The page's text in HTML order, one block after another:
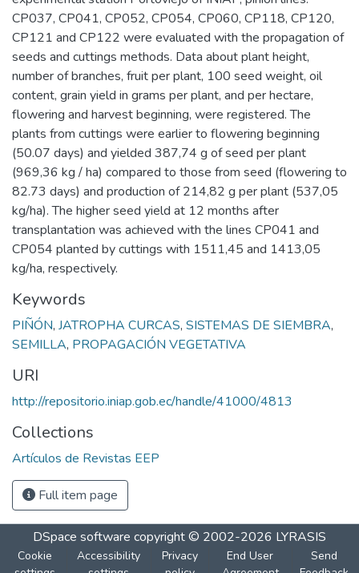
CP037, CP041, CP052, CP054, CP060, CP118, CP120,
CP121 and CP122 were evaluated with the propagation of
seeds and cuttings methods. Data about plant height,
number of branches, fruit per plant, 100 seed weight, oil
content, grain yield in grams per plant, and per hectare,
flowering and harvest beginning, were registered. The
plants from cuttings were earlier to flowering beginning
(50.07 days) and yielded 387,74 g of seed per plant
(969,36 kg / ha) compared to those from seed (flowering to
82.73 days) and production of 214,82 g per plant (537,05
kg/ha). The higher seed yield at 12 months after
transplantation was achieved with the lines CP041 and
CP054 planted by cuttings with 1511,45 and 1413,05
kg/ha, respectively.
Keywords
PIÑÓN, JATROPHA CURCAS, SISTEMAS DE SIEMBRA,
SEMILLA, PROPAGACIÓN VEGETATIVA
URI
http://repositorio.iniap.gob.ec/handle/41000/4813
Collections
Artículos de Revistas EEP
Full item page
DSpace software copyright © 2002-2026 LYRASIS
Cookie
Accessibility
Privacy
End User
Send